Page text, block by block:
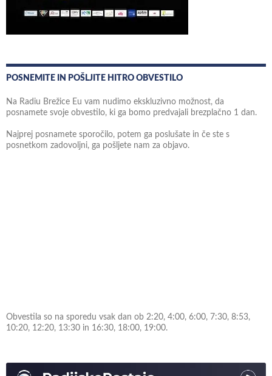
POSNEMITE IN POŠLJITE HITRO OBVESTILO
Na Radiu Brežice Eu vam nudimo ekskluzivno možnost, da
posnamete svoje obvestilo, ki ga bomo predvajali brezplačno 1 dan.
Najprej posnamete sporočilo, potem ga poslušate in če ste s
posnetkom zadovoljni, ga pošljete nam za objavo.
Obvestila so na sporedu vsak dan ob 2:20, 4:00, 6:00, 7:30, 8:53,
10:20, 12:20, 13:30 in 16:30, 18:00, 19:00.